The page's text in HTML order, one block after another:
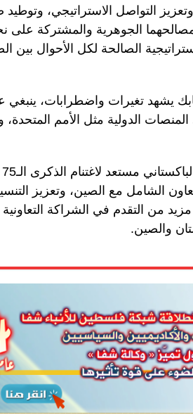
التواصل الاستراتيجي، وتوطيد
مصالحهما الجوهرية والمشتركة على
الصالحة لكل الأحوال بين
يشهد تغيرات واضطرابات، ينبغي
الدولية مثل الأمم المتحدة،
الشامل مع الصين، وتعزيز
من التقدم في الشراكة التعاونية
والصين.